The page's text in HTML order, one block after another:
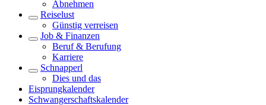
Abnehmen
Reiselust
Günstig verreisen
Job & Finanzen
Beruf & Berufung
Karriere
Schnapperl
Dies und das
Eisprungkalender
Schwangerschaftskalender